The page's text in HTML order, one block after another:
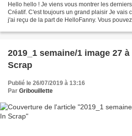
Hello hello ! Je viens vous montrer les
Créatif. C'est toujours un grand plaisir Je vais
j'ai reçu de la part de HelloFanny. Vous
2019_1 semaine/1 image 27
Scrap
Publié le 26/07/2019 à 13:16
Par Gribouillette